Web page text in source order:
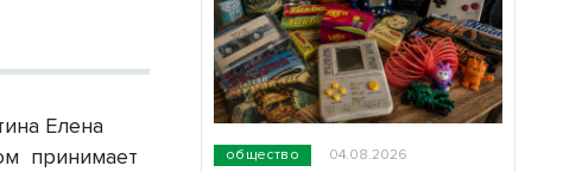
Елена
принимает
общество 04.08.2026